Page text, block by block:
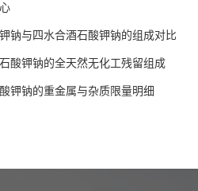
钠与四水合酒石酸钾钠的组成对比
酸钾钠的全天然无化工残留组成
钾钠的重金属与杂质限量明细